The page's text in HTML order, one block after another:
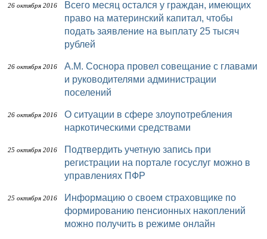
26 октября 2016
Всего месяц остался у граждан, имеющих
право на материнский капитал, чтобы
подать заявление на выплату 25 тысяч
рублей
26 октября 2016
А.М. Соснора провел совещание с главами
и руководителями администрации
поселений
26 октября 2016
О ситуации в сфере злоупотребления
наркотическими средствами
25 октября 2016
Подтвердить учетную запись при
регистрации на портале госуслуг можно в
управлениях ПФР
25 октября 2016
Информацию о своем страховщике по
формированию пенсионных накоплений
можно получить в режиме онлайн